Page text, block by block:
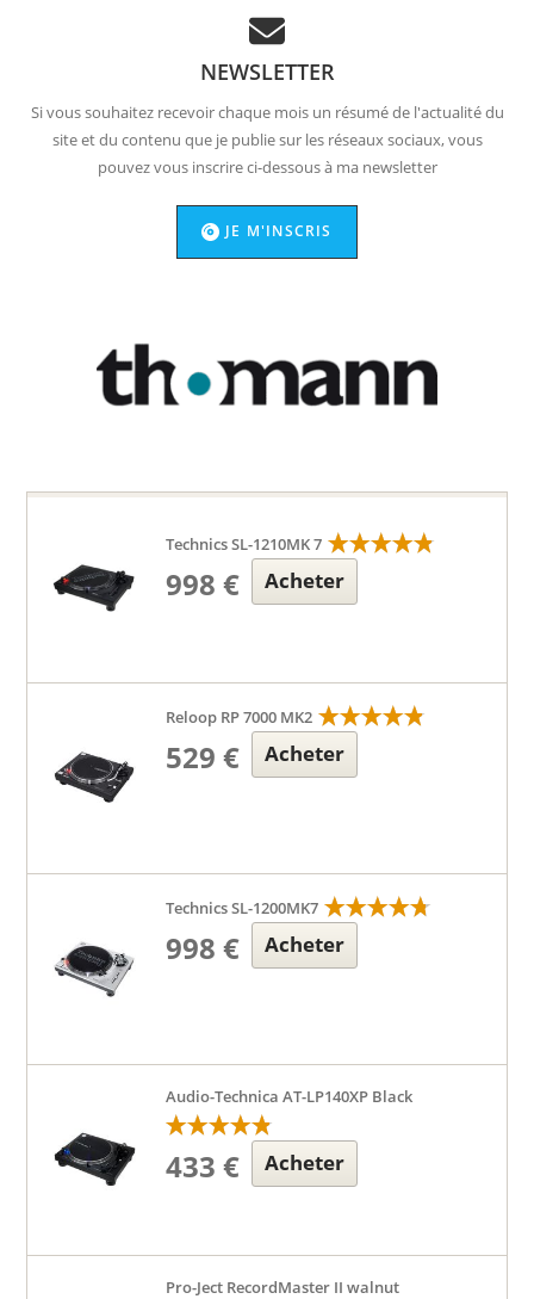
NEWSLETTER
Si vous souhaitez recevoir chaque mois un résumé de l'actualité du
site et du contenu que je publie sur les réseaux sociaux, vous
pouvez vous inscrire ci-dessous à ma newsletter
JE M'INSCRIS
Technics SL-1210MK 7
998 € Acheter
Reloop RP 7000 MK2
529 € Acheter
Technics SL-1200MK7
998 € Acheter
Audio-Technica AT-LP140XP Black
433 € Acheter
Pro-Ject RecordMaster II walnut